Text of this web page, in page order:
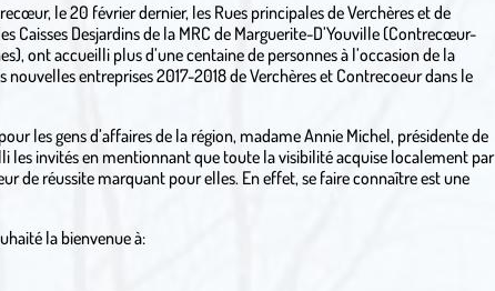
le 20 février dernier, les Rues principales de Verchères et de
Caisses Desjardins de la MRC de Marguerite-D’Youville (Contrecœur-
ont accueilli plus d’une centaine de personnes à l’occasion de la
nouvelles entreprises 2017-2018 de Verchères et Contrecoeur dans le
les gens d’affaires de la région, madame Annie Michel, présidente de
les invités en mentionnant que toute la visibilité acquise localement par
de réussite marquant pour elles. En effet, se faire connaître est une
la bienvenue à: